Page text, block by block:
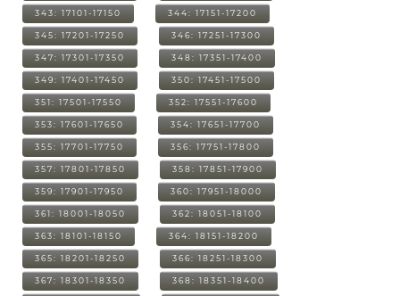
343: 17101-17150 344: 17151-17200
345: 17201-17250 346: 17251-17300
347: 17301-17350 348: 17351-17400
349: 17401-17450 350: 17451-17500
351: 17501-17550 352: 17551-17600
353: 17601-17650 354: 17651-17700
355: 17701-17750 356: 17751-17800
357: 17801-17850 358: 17851-17900
359: 17901-17950 360: 17951-18000
361: 18001-18050 362: 18051-18100
363: 18101-18150 364: 18151-18200
365: 18201-18250 366: 18251-18300
367: 18301-18350 368: 18351-18400